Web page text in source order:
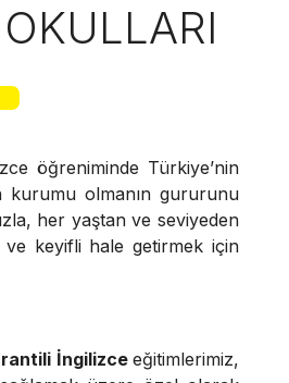
öğreniminde Türkiye’nin
olmanın gururunu
her yaştan ve seviyeden
keyifli hale getirmek için
İngilizce eğitimlerimiz,